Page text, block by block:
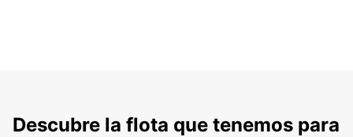
Descubre la flota que tenemos para